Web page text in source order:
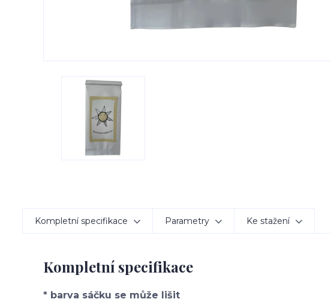
Kompletní specifikace Parametry Ke stažení
Kompletní specifikace
* barva sáčku se může lišit